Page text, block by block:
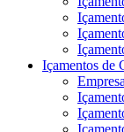
Içamentos de